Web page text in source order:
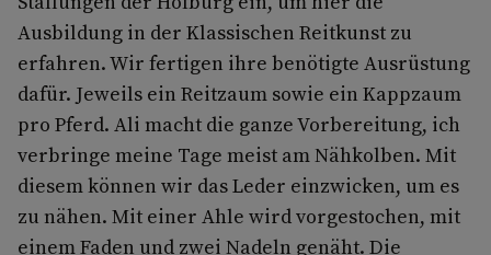
Ausbildung in der Klassischen Reitkunst zu
erfahren. Wir fertigen ihre benötigte Ausrüstung
dafür. Jeweils ein Reitzaum sowie ein Kappzaum
pro Pferd. Ali macht die ganze Vorbereitung, ich
verbringe meine Tage meist am Nähkolben. Mit
diesem können wir das Leder einzwicken, um es
zu nähen. Mit einer Ahle wird vorgestochen, mit
einem Faden und zwei Nadeln genäht. Die